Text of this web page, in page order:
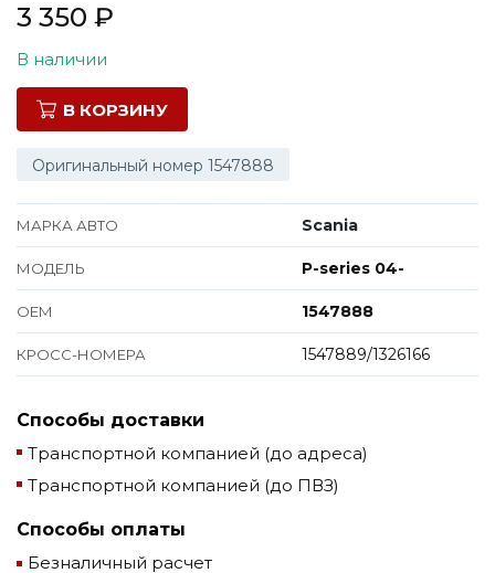
3 350 ₽
В наличии
В КОРЗИНУ
Оригинальный номер 1547888
МАРКА АВТО Scania
МОДЕЛЬ P-series 04-
ОЕМ 1547888
КРОСС-НОМЕРА 1547889/1326166
Способы доставки
Транспортной компанией (до адреса)
Транспортной компанией (до ПВЗ)
Способы оплаты
Безналичный расчет